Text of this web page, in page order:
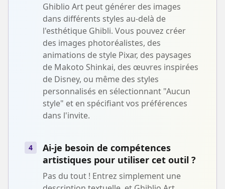
Ghiblio Art peut générer des images
dans différents styles au-delà de
l'esthétique Ghibli. Vous pouvez créer
des images photoréalistes, des
animations de style Pixar, des paysages
de Makoto Shinkai, des œuvres inspirées
de Disney, ou même des styles
personnalisés en sélectionnant "Aucun
style" et en spécifiant vos préférences
dans l'invite.
4
Ai-je besoin de compétences
artistiques pour utiliser cet outil ?
Pas du tout ! Entrez simplement une